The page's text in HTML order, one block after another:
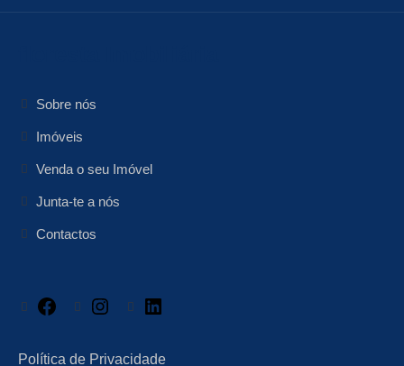
Sobre nós
Imóveis
Venda o seu Imóvel
Junta-te a nós
Contactos
Facebook Instagram
Política de Privacidade